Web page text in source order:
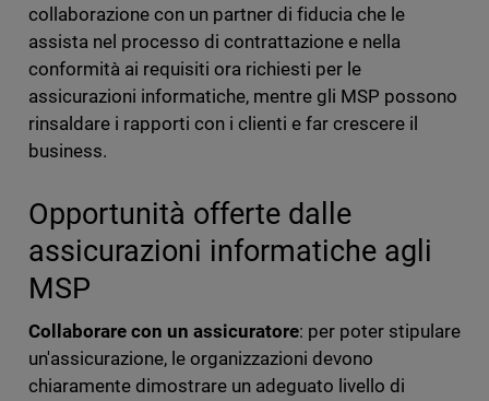
collaborazione con un partner di fiducia che le
assista nel processo di contrattazione e nella
conformità ai requisiti ora richiesti per le
assicurazioni informatiche, mentre gli MSP possono
rinsaldare i rapporti con i clienti e far crescere il
business.
Opportunità offerte dalle
assicurazioni informatiche agli
MSP
Collaborare con un assicuratore: per poter stipulare
un'assicurazione, le organizzazioni devono
chiaramente dimostrare un adeguato livello di